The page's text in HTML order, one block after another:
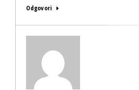
Odgovori